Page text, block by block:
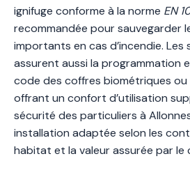
ignifuge conforme à la norme EN
recommandée pour sauvegarder
importants en cas d’incendie. Les
assurent aussi la programmation
code des coffres biométriques
offrant un confort d’utilisation
sécurité des particuliers à
installation adaptée selon les
habitat et la valeur assurée par